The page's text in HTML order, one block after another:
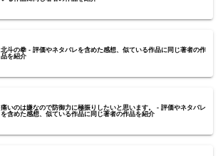
北斗の拳 - 評価やネタバレを含めた感想、似ている作品に同じ著者の作
品を紹介
痛いのは嫌なので防御力に極振りしたいと思います。 - 評価やネタバレ
を含めた感想、似ている作品に同じ著者の作品を紹介